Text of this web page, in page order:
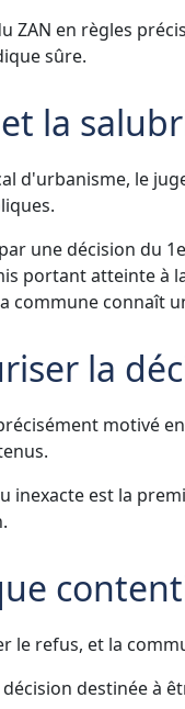
ZAN en règles
sûre.
et la
d'urbanisme, le
une décision du
portant atteinte à
commune connaît
la
motivé
inexacte est la
le refus, et la
destinée à